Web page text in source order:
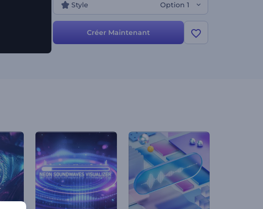
maintenant !
Style Option 1
Créer Maintenant